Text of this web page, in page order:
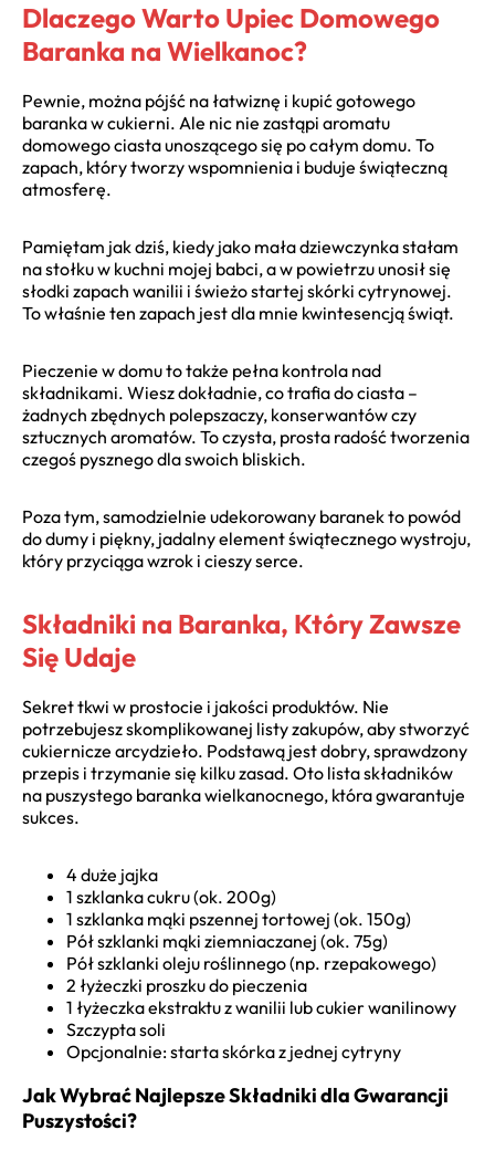
Dlaczego Warto Upiec Domowego
Baranka na Wielkanoc?
Pewnie, można pójść na łatwiznę i kupić gotowego
baranka w cukierni. Ale nic nie zastąpi aromatu
domowego ciasta unoszącego się po całym domu. To
zapach, który tworzy wspomnienia i buduje świąteczną
atmosferę.
Pamiętam jak dziś, kiedy jako mała dziewczynka stałam
na stołku w kuchni mojej babci, a w powietrzu unosił się
słodki zapach wanilii i świeżo startej skórki cytrynowej.
To właśnie ten zapach jest dla mnie kwintesencją świąt.
Pieczenie w domu to także pełna kontrola nad
składnikami. Wiesz dokładnie, co trafia do ciasta –
żadnych zbędnych polepszaczy, konserwantów czy
sztucznych aromatów. To czysta, prosta radość tworzenia
czegoś pysznego dla swoich bliskich.
Poza tym, samodzielnie udekorowany baranek to powód
do dumy i piękny, jadalny element świątecznego wystroju,
który przyciąga wzrok i cieszy serce.
Składniki na Baranka, Który Zawsze
Się Udaje
Sekret tkwi w prostocie i jakości produktów. Nie
potrzebujesz skomplikowanej listy zakupów, aby stworzyć
cukiernicze arcydzieło. Podstawą jest dobry, sprawdzony
przepis i trzymanie się kilku zasad. Oto lista składników
na puszystego baranka wielkanocnego, która gwarantuje
sukces.
4 duże jajka
1 szklanka cukru (ok. 200g)
1 szklanka mąki pszennej tortowej (ok. 150g)
Pół szklanki mąki ziemniaczanej (ok. 75g)
Pół szklanki oleju roślinnego (np. rzepakowego)
2 łyżeczki proszku do pieczenia
1 łyżeczka ekstraktu z wanilii lub cukier wanilinowy
Szczypta soli
Opcjonalnie: starta skórka z jednej cytryny
Jak Wybrać Najlepsze Składniki dla Gwarancji
Puszystości?